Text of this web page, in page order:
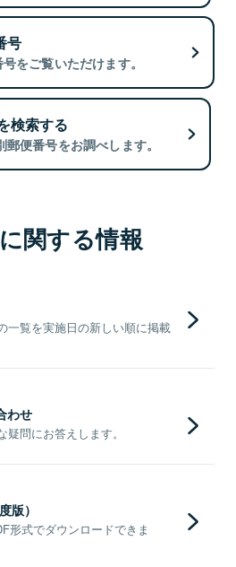
号
をご覧いただけます。
検索する
便番号をお調べします。
関する情報
一覧を実施日の新しい順に掲載
わせ
問にお答えします。
版）
形式でダウンロードできま